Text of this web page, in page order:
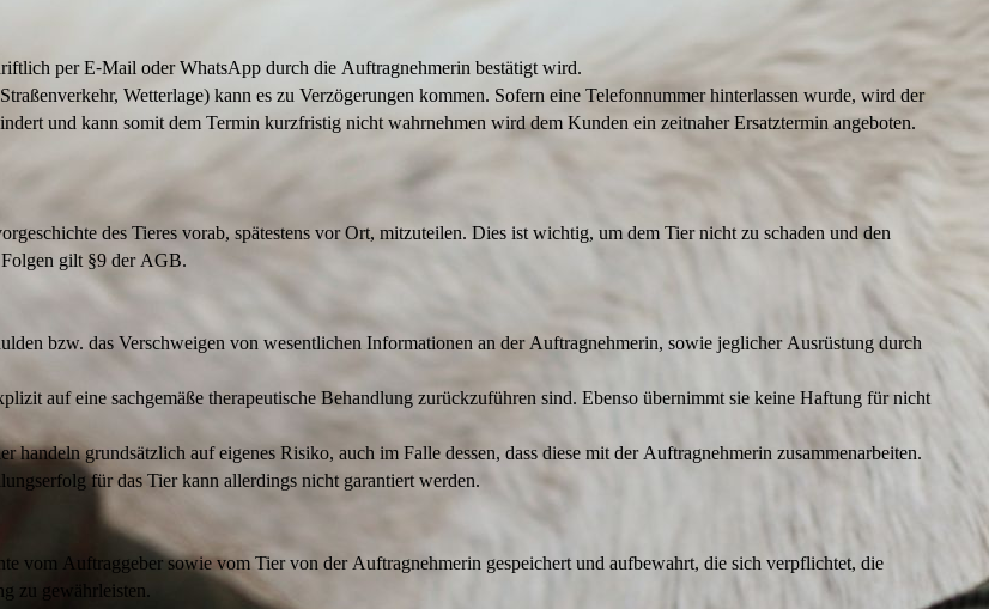
per E-Mail oder WhatsApp durch die Auftragnehmerin bestätigt wird.
Wetterlage) kann es zu Verzögerungen kommen. Sofern eine Telefonnummer hinterlassen wurde, wird der
und kann somit dem Termin kurzfristig nicht wahrnehmen wird dem Kunden ein zeitnaher Ersatztermin angeboten.
des Tieres vorab, spätestens vor Ort, mitzuteilen. Dies ist wichtig, um dem Tier nicht zu schaden und den
gilt §9 der AGB.
bzw. das Verschweigen von wesentlichen Informationen an der Auftragnehmerin, sowie jeglicher Ausrüstung durch
auf eine sachgemäße therapeutische Behandlung zurückzuführen sind. Ebenso übernimmt sie keine Haftung für nicht
handeln grundsätzlich auf eigenes Risiko, auch im Falle dessen, dass diese mit der Auftragnehmerin zusammenarbeiten.
für das Tier kann allerdings nicht garantiert werden.
vom Auftraggeber sowie vom Tier von der Auftragnehmerin gespeichert und aufbewahrt, die sich verpflichtet, die
zu gewährleisten.